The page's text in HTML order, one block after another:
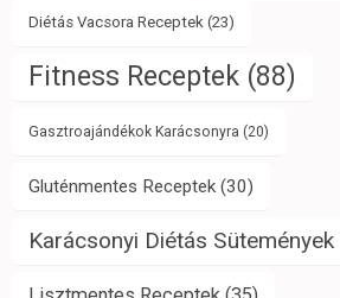
Diétás Vacsora Receptek (23)
Fitness Receptek (88)
Gasztroajándékok Karácsonyra (20)
Gluténmentes Receptek (30)
Karácsonyi Diétás Sütemények